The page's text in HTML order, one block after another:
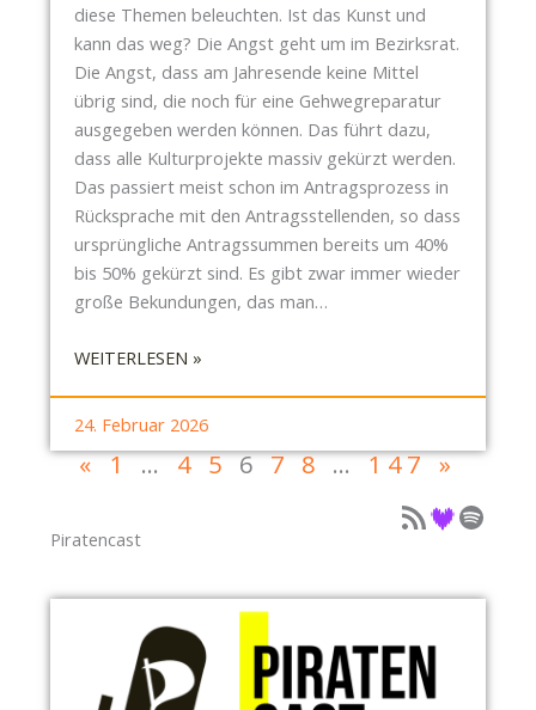
L
G
E
N
R
S
T
A
diese Themen beleuchten. Ist das Kunst und
kann das weg? Die Angst geht um im Bezirksrat.
Die Angst, dass am Jahresende keine Mittel
übrig sind, die noch für eine Gehwegreparatur
ausgegeben werden können. Das führt dazu,
dass alle Kulturprojekte massiv gekürzt werden.
Das passiert meist schon im Antragsprozess in
Rücksprache mit den Antragsstellenden, so dass
ursprüngliche Antragssummen bereits um 40%
bis 50% gekürzt sind. Es gibt zwar immer wieder
große Bekundungen, das man…
WEITERLESEN »:
N
D
T
24. Februar 2026
« 1 … 4 5 6 7 8 … 147 »
Piratencast
Podcast als Feed Podcast auf Deezer Podcast auf Spotify